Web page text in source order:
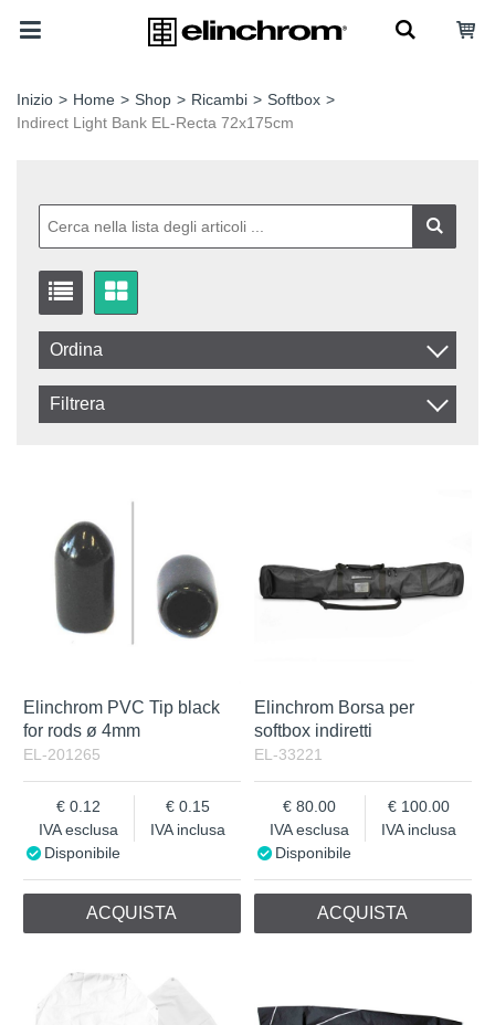
Inizio > Home > Shop > Ricambi > Softbox >
Indirect Light Bank EL-Recta 72x175cm
Ordina
Artikelkod
Filtrera
Elinchrom PVC Tip black
for rods ø 4mm
EL-201265
IVA esclusa
0.12
IVA inclusa
0.15
Disponibile
ACQUISTA
Elinchrom Borsa per
softbox indiretti
EL-33221
IVA esclusa
80.00
IVA inclusa
100.00
Disponibile
ACQUISTA